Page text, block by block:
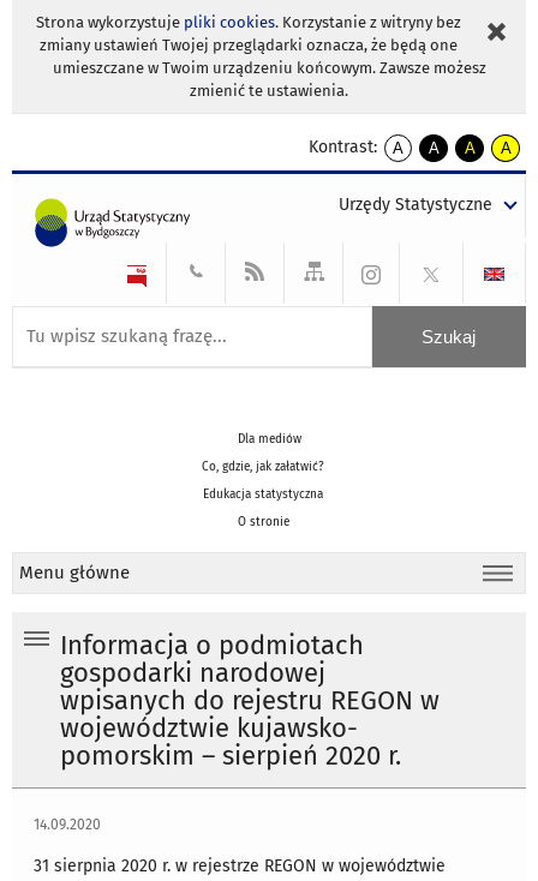
Strona wykorzystuje pliki cookies. Korzystanie z witryny bez
zmiany ustawień Twojej przeglądarki oznacza, że będą one
umieszczane w Twoim urządzeniu końcowym. Zawsze możesz
zmienić te ustawienia.
Kontrast:
A
kontrast
A
kontrast
tekst
czarnym
A
kontrast
tekst
czarnym
A
tekst
żółtym
Urzędy Statystyczne
Dla mediów
Co, gdzie, jak załatwić?
Edukacja statystyczna
O stronie
Menu główne
Informacja o podmiotach
gospodarki narodowej
wpisanych do rejestru REGON w
województwie kujawsko-
pomorskim – sierpień 2020 r.
14.09.2020
31 sierpnia 2020 r. w rejestrze REGON w województwie